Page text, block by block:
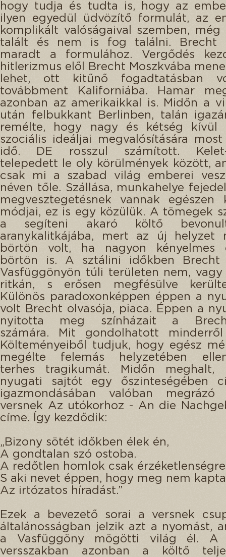
hogy tudja és tudta is, hogy az
ilyen egyedül üdvözítő formulát, az
komplikált valóságaival szemben, még
talált és nem is fog találni. Brecht
maradt a formulához. Vergődés
hitlerizmus elől Brecht Moszkvába
lehet, ott kitűnő fogadtatásban
továbbment Kaliforniába. Hamar
azonban az amerikaikkal is. Midőn a
után felbukkant Berlinben, talán
remélte, hogy nagy és kétség kívül
szociális ideáljai megvalósítására
idő. DE rosszul számított. Kelet-
telepedett le oly körülmények között,
csak mi a szabad világ emberei
néven tőle. Szállása, munkahelye
megvesztegetésnek vannak egészen
módjai, ez is egy közülük. A tömegek
a segíteni akaró költő
aranykalitkájába, mert az új helyzet
börtön volt, ha nagyon kényelmes
börtön is. A sztálini időkben Brecht
Vasfüggönyön túli területen nem,
ritkán, s erősen megfésülve
Különös paradoxonképpen éppen a
volt Brecht olvasója, piaca. Éppen a
nyitotta meg színházait a
számára. Mit gondolhatott
Költeményeiből tudjuk, hogy egész
megélte felemás helyzetében
terhes tragikumát. Midőn meghalt,
nyugati sajtót egy őszinteségében
igazmondásában valóban
versnek Az utókorhoz - An die
címe. Így kezdődik:
„Bizony sötét időkben élek én,
A gondtalan szó ostoba.
A redőtlen homlok csak
S aki nevet éppen, hogy meg nem
Az irtózatos híradást.”
Ezek a bevezető sorai a versnek
általánosságban jelzik azt a nyomást,
a Vasfüggöny mögötti világ él. A
versszakban azonban a költő